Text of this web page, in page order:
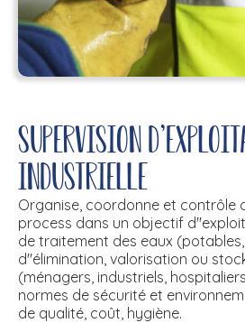
Supervision
industrielle
Organise, coordonne et contrôle
process dans un objectif
de traitement des eaux
d''élimination, valorisation ou
(ménagers, industriels,
normes de sécurité et
de qualité, coût, hygiène.